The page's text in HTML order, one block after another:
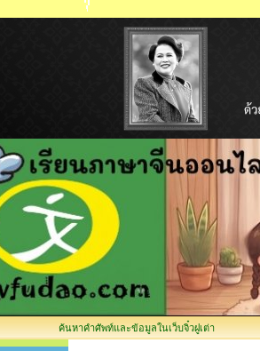
ค้นหาคำศัพท์และข้อมูลในเว็บจิ๋วฝูเต่า